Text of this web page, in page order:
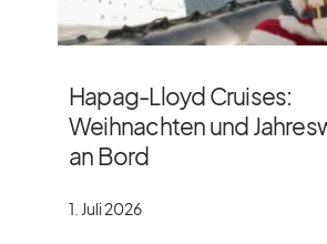
Hapag-Lloyd Cruises:
Weihnachten und
an Bord
1. Juli 2026